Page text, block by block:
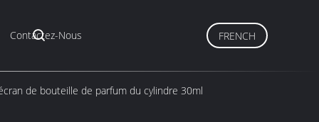
Contactez-Nous FRENCH
de bouteille de parfum du cylindre 30ml